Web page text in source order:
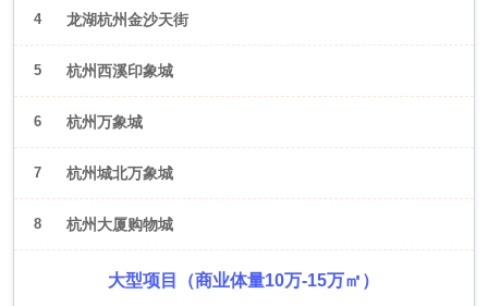
4 龙湖杭州金沙天街
5 杭州西溪印象城
6 杭州万象城
7 杭州城北万象城
8 杭州大厦购物城
大型项目（商业体量10万-15万㎡）